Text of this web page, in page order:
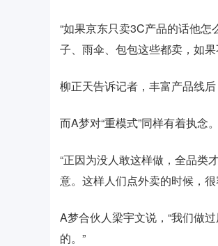
“如果京东只卖3C产品的话他
子、雨伞、包包这些都卖，如
柳正天告诉记者，丰富产品线后
而A梦对“重模式”同样有着执念。
“正因为没人敢这样做，全品类
意。这样人们点外卖的时候，
A梦合伙人梁宇文说，“我们做
的。”